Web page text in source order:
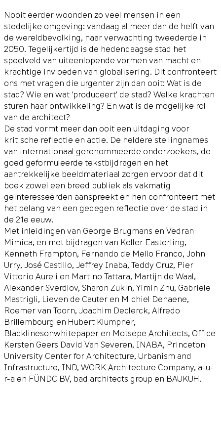
Nooit eerder woonden zo veel mensen in een
stedelijke omgeving: vandaag al meer dan de helft van
de wereldbevolking, naar verwachting tweederde in
2050. Tegelijkertijd is de hedendaagse stad het
speelveld van uiteenlopende vormen van macht en
krachtige invloeden van globalisering. Dit confronteert
ons met vragen die urgenter zijn dan ooit: Wat is de
stad? Wie en wat 'produceert' de stad? Welke krachten
sturen haar ontwikkeling? En wat is de mogelijke rol
van de architect?
De stad vormt meer dan ooit een uitdaging voor
kritische reflectie en actie. De heldere stellingnames
van internationaal gerenommeerde onderzoekers, de
goed geformuleerde tekstbijdragen en het
aantrekkelijke beeldmateriaal zorgen ervoor dat dit
boek zowel een breed publiek als vakmatig
geïnteresseerden aanspreekt en hen confronteert met
het belang van een gedegen reflectie over de stad in
de 21e eeuw.
Met inleidingen van George Brugmans en Vedran
Mimica, en met bijdragen van Keller Easterling,
Kenneth Frampton, Fernando de Mello Franco, John
Urry, José Castillo, Jeffrey Inaba, Teddy Cruz, Pier
Vittorio Aureli en Martino Tattara, Martijn de Waal,
Alexander Sverdlov, Sharon Zukin, Yimin Zhu, Gabriele
Mastrigli, Lieven de Cauter en Michiel Dehaene,
Roemer van Toorn, Joachim Declerck, Alfredo
Brillembourg en Hubert Klumpner,
Blacklinesonwhitepaper en Motsepe Architects, Office
Kersten Geers David Van Severen, INABA, Princeton
University Center for Architecture, Urbanism and
Infrastructure, IND, WORK Architecture Company, a-u-
r-a en FÜNDC BV, bad architects group en BAUKUH.